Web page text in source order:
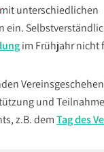
mit unterschiedlichen
ein.
im Frühjahr nicht
und
z.B. demTag des